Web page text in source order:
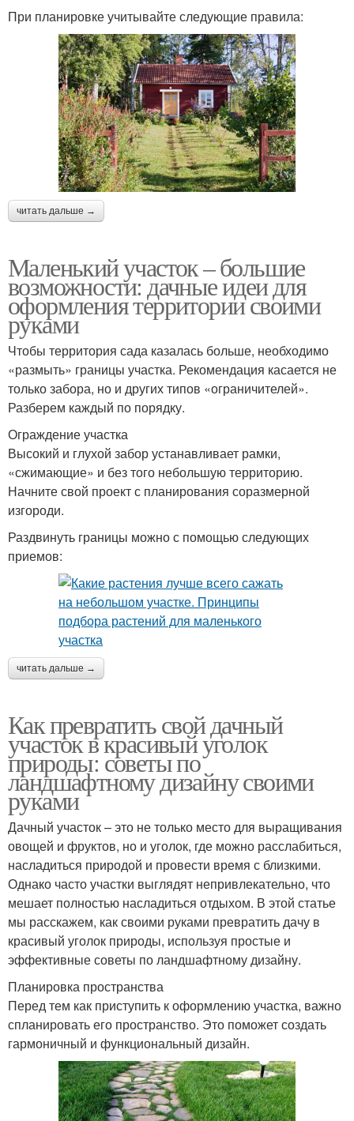
При планировке учитывайте следующие правила:
читать дальше →
Маленький участок – большие
возможности: дачные идеи для
оформления территории своими
руками
Чтобы территория сада казалась больше, необходимо
«размыть» границы участка. Рекомендация касается не
только забора, но и других типов «ограничителей».
Разберем каждый по порядку.
Ограждение участка
Высокий и глухой забор устанавливает рамки,
«сжимающие» и без того небольшую территорию.
Начните свой проект с планирования соразмерной
изгороди.
Раздвинуть границы можно с помощью следующих
приемов:
читать дальше →
Как превратить свой дачный
участок в красивый уголок
природы: советы по
ландшафтному дизайну своими
руками
Дачный участок – это не только место для выращивания
овощей и фруктов, но и уголок, где можно расслабиться,
насладиться природой и провести время с близкими.
Однако часто участки выглядят непривлекательно, что
мешает полностью насладиться отдыхом. В этой статье
мы расскажем, как своими руками превратить дачу в
красивый уголок природы, используя простые и
эффективные советы по ландшафтному дизайну.
Планировка пространства
Перед тем как приступить к оформлению участка, важно
спланировать его пространство. Это поможет создать
гармоничный и функциональный дизайн.